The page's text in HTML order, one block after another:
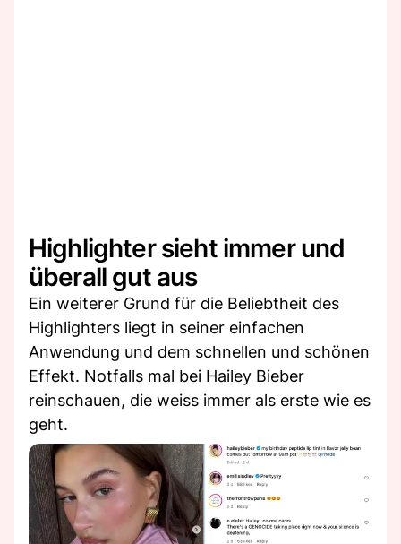
Highlighter sieht immer und
überall gut aus
Ein weiterer Grund für die Beliebtheit des
Highlighters liegt in seiner einfachen
Anwendung und dem schnellen und schönen
Effekt. Notfalls mal bei Hailey Bieber
reinschauen, die weiss immer als erste wie es
geht.